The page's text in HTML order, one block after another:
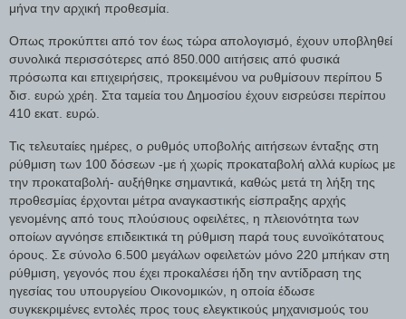
μήνα την αρχική προθεσμία.
Οπως προκύπτει από τον έως τώρα απολογισμό, έχουν υποβληθεί
συνολικά περισσότερες από 850.000 αιτήσεις από φυσικά
πρόσωπα και επιχειρήσεις, προκειμένου να ρυθμίσουν περίπου 5
δισ. ευρώ χρέη. Στα ταμεία του Δημοσίου έχουν εισρεύσει περίπου
410 εκατ. ευρώ.
Τις τελευταίες ημέρες, ο ρυθμός υποβολής αιτήσεων ένταξης στη
ρύθμιση των 100 δόσεων -με ή χωρίς προκαταβολή αλλά κυρίως με
την προκαταβολή- αυξήθηκε σημαντικά, καθώς μετά τη λήξη της
προθεσμίας έρχονται μέτρα αναγκαστικής είσπραξης αρχής
γενομένης από τους πλούσιους οφειλέτες, η πλειονότητα των
οποίων αγνόησε επιδεικτικά τη ρύθμιση παρά τους ευνοϊκότατους
όρους. Σε σύνολο 6.500 μεγάλων οφειλετών μόνο 220 μπήκαν στη
ρύθμιση, γεγονός που έχει προκαλέσει ήδη την αντίδραση της
ηγεσίας του υπουργείου Οικονομικών, η οποία έδωσε
συγκεκριμένες εντολές προς τους ελεγκτικούς μηχανισμούς του